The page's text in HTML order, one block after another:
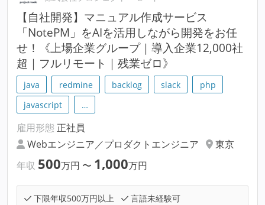
【自社開発】マニュアル作成サービス
「NotePM」をAIを活用しながら開発をお任
せ！《上場企業グループ｜導入企業12,000社
超｜フルリモート｜残業ゼロ》
java redmine backlog slack
php
javascript
…
雇用形態 正社員
Webエンジニア／プロダクトエンジニア
東京
年収 500万円 〜 1,000万円
下限年収500万円以上
言語未経験可